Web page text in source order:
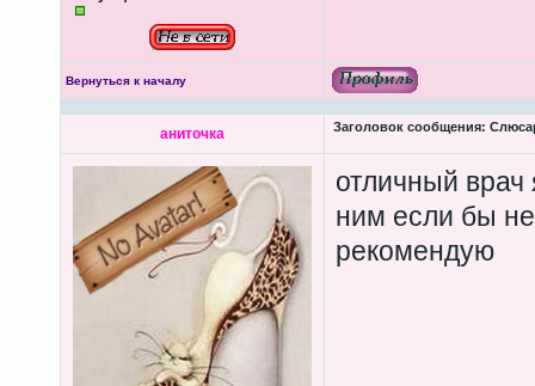
Вернуться к началу
аниточка Заголовок сообщения:
отличный врач
ним если бы
рекомендую